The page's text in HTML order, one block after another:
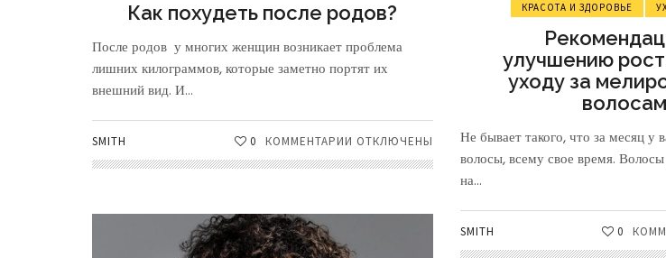
Как похудеть после родов?
После родов у многих женщин возникает проблема
лишних килограммов, которые заметно портят их
внешний вид. И...
SMITH КОММЕНТАРИИ К
ЗАПИСИ
ПОСЛЕ
ОТКЛЮЧЕНЫ
0
КРАСОТА И ЗДОРОВЬЕ
улучшению
уходу за
Не бывает такого, что за месяц у
волосы, всему свое время.
на...
SMITH 0